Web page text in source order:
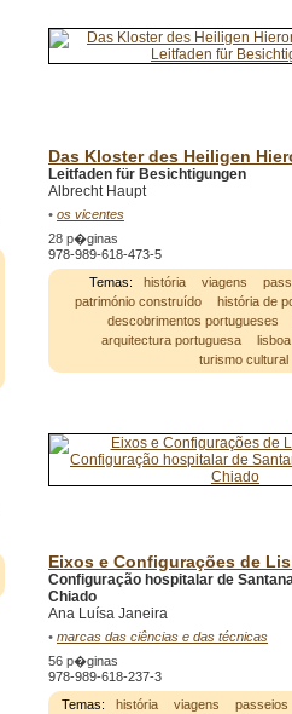
Das Kloster des Heiligen
Leitfaden für Besichtigungen
Albrecht Haupt
• os vicentes
28 p�ginas
978-989-618-473-5
Temas:
história viagens
património construído
história de
descobrimentos portugueses
arquitectura portuguesa
lisboa
turismo cultural
Eixos e Configurações de
Configuração hospitalar de
Chiado
Ana Luísa Janeira
• marcas das ciências e das técnicas
56 p�ginas
978-989-618-237-3
Temas:
história viagens passeios